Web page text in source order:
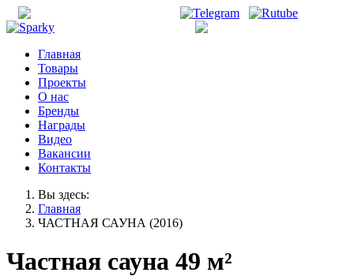
Главная
Товары
Проекты
О нас
Бренды
Награды
Видео
Вакансии
Контакты
Вы здесь:
Главная
ЧАСТНАЯ САУНА (2016)
Частная сауна 49 м²